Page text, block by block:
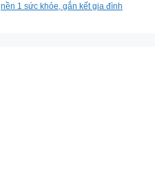
nền 1 sức khỏe, gắn kết gia đình